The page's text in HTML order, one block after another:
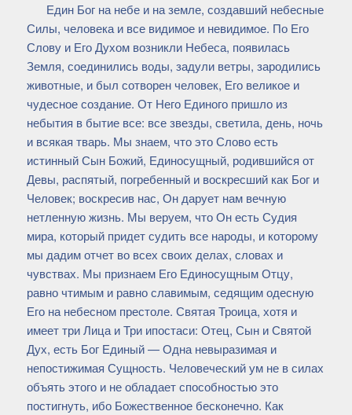
Един Бог на небе и на земле, создавший небесные
Силы, человека и все видимое и невидимое. По Его
Слову и Его Духом возникли Небеса, появилась
Земля, соединились воды, задули ветры, зародились
животные, и был сотворен человек, Его великое и
чудесное создание. От Него Единого пришло из
небытия в бытие все: все звезды, светила, день, ночь
и всякая тварь. Мы знаем, что это Слово есть
истинный Сын Божий, Единосущный, родившийся от
Девы, распятый, погребенный и воскресший как Бог и
Человек; воскресив нас, Он дарует нам вечную
нетленную жизнь. Мы веруем, что Он есть Судия
мира, который придет судить все народы, и которому
мы дадим отчет во всех своих делах, словах и
чувствах. Мы признаем Его Единосущным Отцу,
равно чтимым и равно славимым, седящим одесную
Его на небесном престоле. Святая Троица, хотя и
имеет три Лица и Три ипостаси: Отец, Сын и Святой
Дух, есть Бог Единый — Одна невыразимая и
непостижимая Сущность. Человеческий ум не в силах
объять этого и не обладает способностью это
постигнуть, ибо Божественное бесконечно. Как